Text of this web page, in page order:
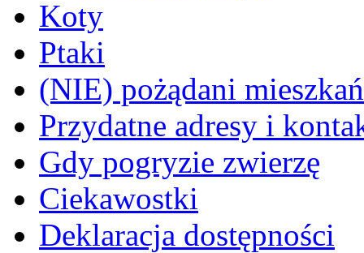
Koty
Ptaki
(NIE) pożądani
Przydatne adresy i
Gdy pogryzie zwierzę
Ciekawostki
Deklaracja dostępności